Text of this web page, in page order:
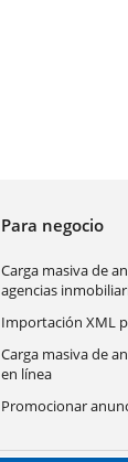
Para negocio
Carga masiva de
agencias
Importación XML
Carga masiva de
en línea
Promocionar